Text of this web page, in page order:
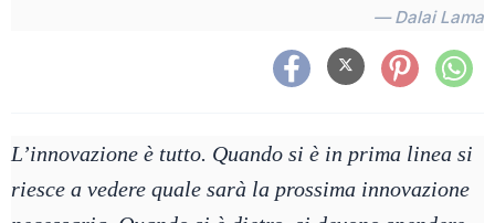
— Dalai Lama
L’innovazione è tutto. Quando si è in prima linea si
riesce a vedere quale sarà la prossima innovazione